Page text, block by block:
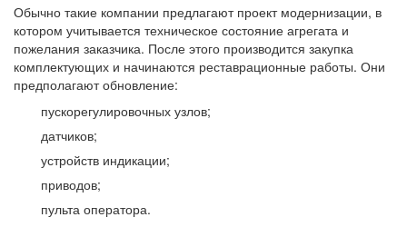
Обычно такие компании предлагают проект модернизации, в
котором учитывается техническое состояние агрегата и
пожелания заказчика. После этого производится закупка
комплектующих и начинаются реставрационные работы. Они
предполагают обновление:
пускорегулировочных узлов;
датчиков;
устройств индикации;
приводов;
пульта оператора.